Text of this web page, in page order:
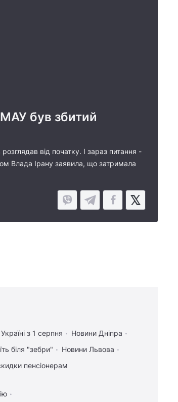
був збитий
від початку. І зараз питання -
Влада Ірану заявила, що затримала
з 1 серпня
Новини Дніпра
біля "зебри"
Новини Львова
пенсіонерам